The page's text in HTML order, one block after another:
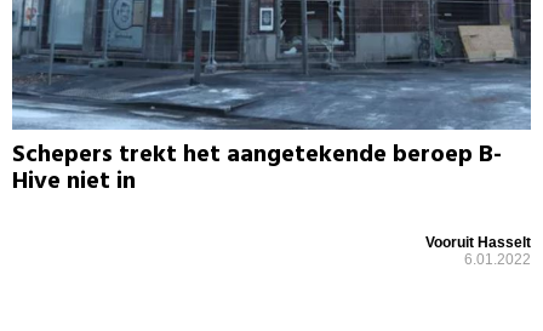
Schepers trekt het aangetekende beroep B-
Hive niet in
Vooruit Hasselt
6.01.2022